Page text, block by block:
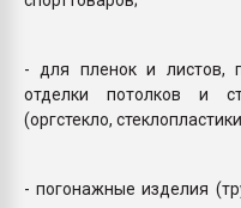
- для пленок и листов,
отделки потолков и
(оргстекло,
- погонажные изделия